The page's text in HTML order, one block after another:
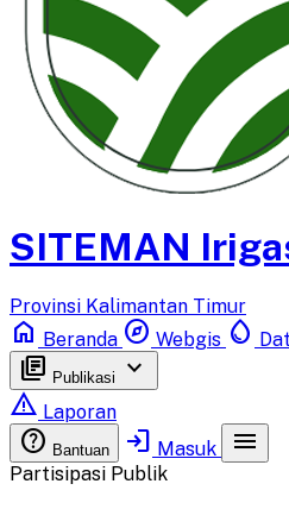
SITEMAN
Provinsi Kalimantan Timur
home Beranda explore Webgis water_drop
library_books Publikasi
keyboard_arrow_down
report_problem Laporan
help Bantuan login Masuk menu
Partisipasi Publik